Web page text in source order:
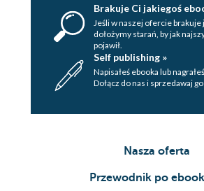
Brakuje Ci jakiegoś
Jeśli w naszej ofercie brakuje
dołożymy starań, by jak
pojawił.
Self publishing »
Napisałeś ebooka lub
Dołącz do nas i sprzedawaj
Nasza oferta
Przewodnik po